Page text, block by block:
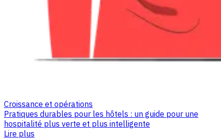
Croissance et opérations
Pratiques durables pour les hôtels : un guide pour une
hospitalité plus verte et plus intelligente
Lire plus